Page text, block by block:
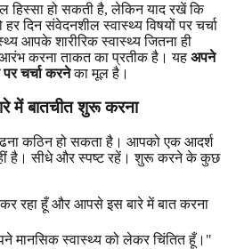
हो सकती है, लेकिन याद रखें कि
हर दिन संवेदनशील स्वास्थ्य विषयों पर चर्चा
आपके शारीरिक स्वास्थ्य जितना ही
करना ताकत का प्रतीक है। यह अपने
चर्चा करनेका मूल है।
में बातचीत शुरू करना
कठिन हो सकता है। आपको एक आदर्श
है। सीधे और स्पष्ट रहें। शुरू करने के कुछ
रहा हूँ और आपसे इस बारे में बात करना
मानसिक स्वास्थ्य को लेकर चिंतित हूँ।"